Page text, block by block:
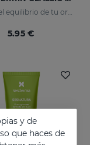
Mantén el equilibrio de tu organismo
5.95 €
y de
que haces de